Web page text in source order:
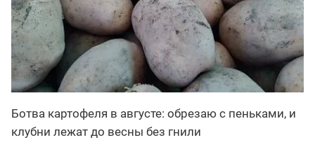
Ботва картофеля в августе: обрезаю с пеньками, и
клубни лежат до весны без гнили